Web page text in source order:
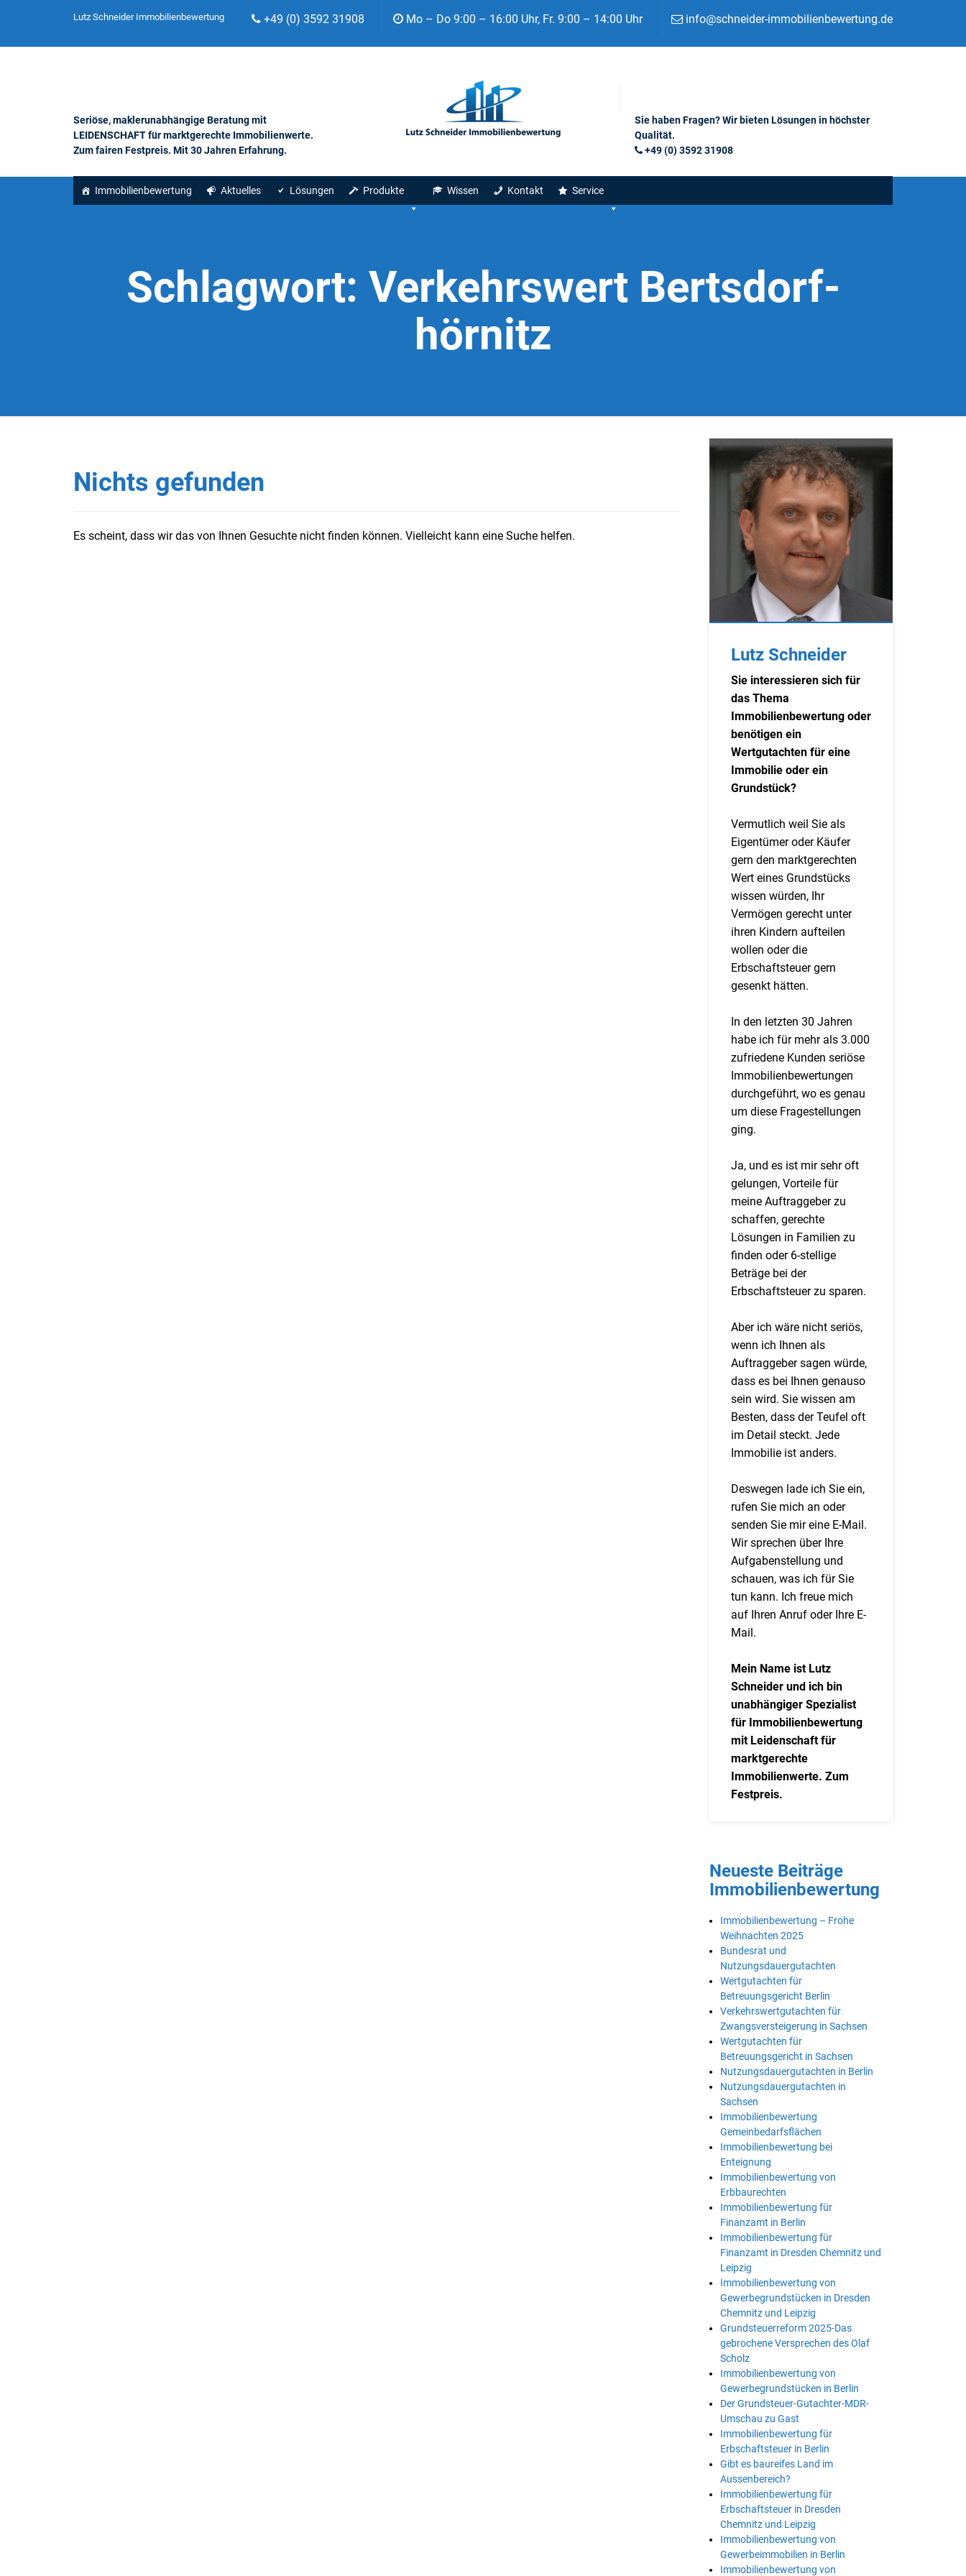
Lutz Schneider Immobilienbewertung +49 (0) 3592 31908 Mo – Do 9:00 – 16:00 Uhr, Fr. 9:00 – 14:00 Uhr info@schneider-immobilienbewertung.de
Seriöse, maklerunabhängige Beratung mit
LEIDENSCHAFT für marktgerechte Immobilienwerte.
Zum fairen Festpreis. Mit 30 Jahren Erfahrung.
Sie haben Fragen? Wir bieten Lösungen in höchster
Qualität.
+49 (0) 3592 31908
Immobilienbewertung Aktuelles Lösungen Produkte Wissen Kontakt Service
Schlagwort: Verkehrswert Bertsdorf-
hörnitz
Nichts gefunden
Es scheint, dass wir das von Ihnen Gesuchte nicht finden können. Vielleicht kann eine Suche helfen.
Lutz Schneider
Sie interessieren sich für
das Thema
Immobilienbewertung oder
benötigen ein
Wertgutachten für eine
Immobilie oder ein
Grundstück?
Vermutlich weil Sie als
Eigentümer oder Käufer
gern den marktgerechten
Wert eines Grundstücks
wissen würden, Ihr
Vermögen gerecht unter
ihren Kindern aufteilen
wollen oder die
Erbschaftsteuer gern
gesenkt hätten.
In den letzten 30 Jahren
habe ich für mehr als 3.000
zufriedene Kunden seriöse
Immobilienbewertungen
durchgeführt, wo es genau
um diese Fragestellungen
ging.
Ja, und es ist mir sehr oft
gelungen, Vorteile für
meine Auftraggeber zu
schaffen, gerechte
Lösungen in Familien zu
finden oder 6-stellige
Beträge bei der
Erbschaftsteuer zu sparen.
Aber ich wäre nicht seriös,
wenn ich Ihnen als
Auftraggeber sagen würde,
dass es bei Ihnen genauso
sein wird. Sie wissen am
Besten, dass der Teufel oft
im Detail steckt. Jede
Immobilie ist anders.
Deswegen lade ich Sie ein,
rufen Sie mich an oder
senden Sie mir eine E-Mail.
Wir sprechen über Ihre
Aufgabenstellung und
schauen, was ich für Sie
tun kann. Ich freue mich
auf Ihren Anruf oder Ihre E-
Mail.
Mein Name ist Lutz
Schneider und ich bin
unabhängiger Spezialist
für Immobilienbewertung
mit Leidenschaft für
marktgerechte
Immobilienwerte. Zum
Festpreis.
Neueste Beiträge
Immobilienbewertung
Immobilienbewertung – Frohe
Weihnachten 2025
Bundesrat und
Nutzungsdauergutachten
Wertgutachten für
Betreuungsgericht Berlin
Verkehrswertgutachten für
Zwangsversteigerung in Sachsen
Wertgutachten für
Betreuungsgericht in Sachsen
Nutzungsdauergutachten in Berlin
Nutzungsdauergutachten in
Sachsen
Immobilienbewertung
Gemeinbedarfsflächen
Immobilienbewertung bei
Enteignung
Immobilienbewertung von
Erbbaurechten
Immobilienbewertung für
Finanzamt in Berlin
Immobilienbewertung für
Finanzamt in Dresden Chemnitz und
Leipzig
Immobilienbewertung von
Gewerbegrundstücken in Dresden
Chemnitz und Leipzig
Grundsteuerreform 2025-Das
gebrochene Versprechen des Olaf
Scholz
Immobilienbewertung von
Gewerbegrundstücken in Berlin
Der Grundsteuer-Gutachter-MDR-
Umschau zu Gast
Immobilienbewertung für
Erbschaftsteuer in Berlin
Gibt es baureifes Land im
Aussenbereich?
Immobilienbewertung für
Erbschaftsteuer in Dresden
Chemnitz und Leipzig
Immobilienbewertung von
Gewerbeimmobilien in Berlin
Immobilienbewertung von